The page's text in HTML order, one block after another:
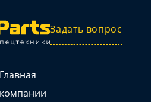
Задать вопрос
Главная